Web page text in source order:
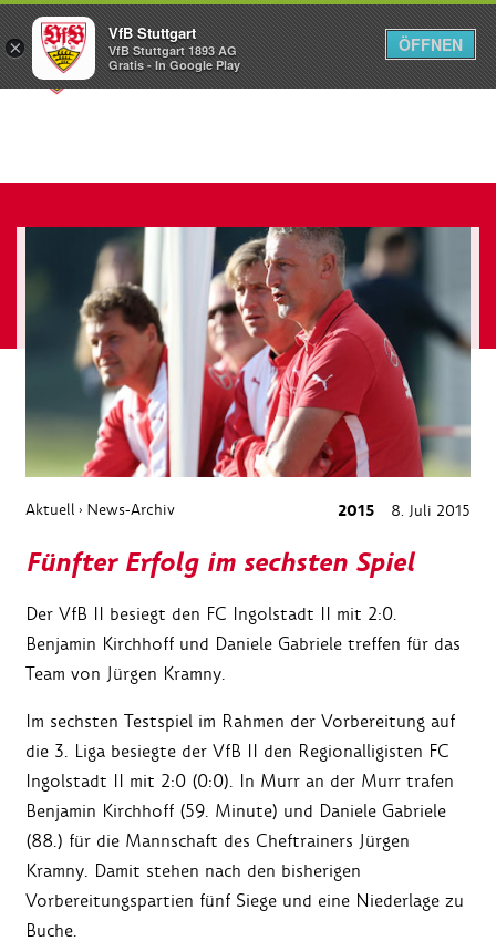
Menü
Aktuell › News-Archiv 2015 8. Juli 2015
Fünfter Erfolg im sechsten Spiel
Der VfB II besiegt den FC Ingolstadt II mit 2:0.
Benjamin Kirchhoff und Daniele Gabriele treffen für das
Team von Jürgen Kramny.
Im sechsten Testspiel im Rahmen der Vorbereitung auf
die 3. Liga besiegte der VfB II den Regionalligisten FC
Ingolstadt II mit 2:0 (0:0). In Murr an der Murr trafen
Benjamin Kirchhoff (59. Minute) und Daniele Gabriele
(88.) für die Mannschaft des Cheftrainers Jürgen
Kramny. Damit stehen nach den bisherigen
Vorbereitungspartien fünf Siege und eine Niederlage zu
Buche.
×
VfB Stuttgart
VfB Stuttgart 1893 AG
Gratis - In Google Play
ÖFFNEN